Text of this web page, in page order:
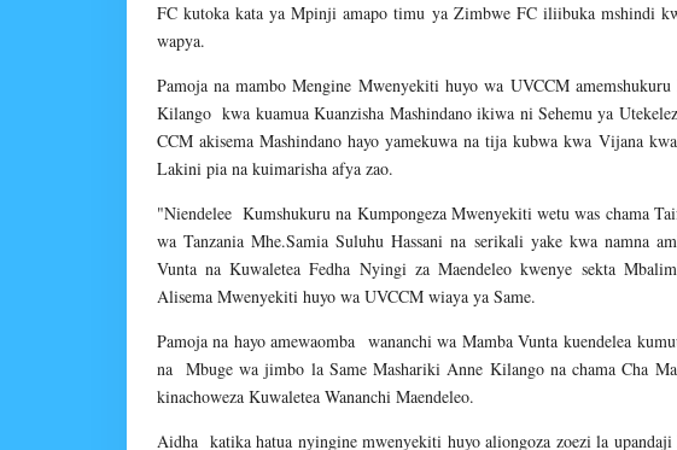
FC kutoka kata ya Mpinji amapo timu ya Zimbwe FC iliibuka mshindi
wapya.
Pamoja na mambo Mengine Mwenyekiti huyo wa UVCCM
Kilango kwa kuamua Kuanzisha Mashindano ikiwa ni Sehemu ya
CCM akisema Mashindano hayo yamekuwa na tija kubwa kwa Vijana
Lakini pia na kuimarisha afya zao.
"Niendelee Kumshukuru na Kumpongeza Mwenyekiti wetu was chama
wa Tanzania Mhe.Samia Suluhu Hassani na serikali yake kwa namna
Vunta na Kuwaletea Fedha Nyingi za Maendeleo kwenye sekta
Alisema Mwenyekiti huyo wa UVCCM wiaya ya Same.
Pamoja na hayo amewaomba wananchi wa Mamba Vunta kuendelea
na Mbuge wa jimbo la Same Mashariki Anne Kilango na chama Cha
kinachoweza Kuwaletea Wananchi Maendeleo.
Aidha katika hatua nyingine mwenyekiti huyo aliongoza zoezi la